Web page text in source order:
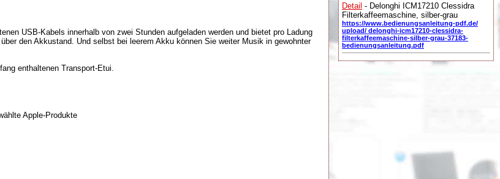
USB-Kabels innerhalb von zwei Stunden aufgeladen werden und bietet pro Ladung
den Akkustand. Und selbst bei leerem Akku können Sie weiter Musik in gewohnter
enthaltenen Transport-Etui.
Apple-Produkte
Detail - Delonghi ICM17210 Clessidra
Filterkaffeemaschine, silber-grau
https://www.bedienungsanleitung-pdf.de/
upload/ delonghi-icm17210-clessidra-
filterkaffeemaschine-silber-grau-37183-
bedienungsanleitung.pdf